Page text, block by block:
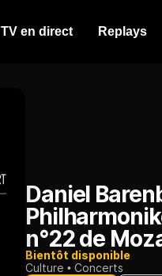
TV en direct Replays
Daniel
n°22 de
Bientôt disponible
Culture
Concerts